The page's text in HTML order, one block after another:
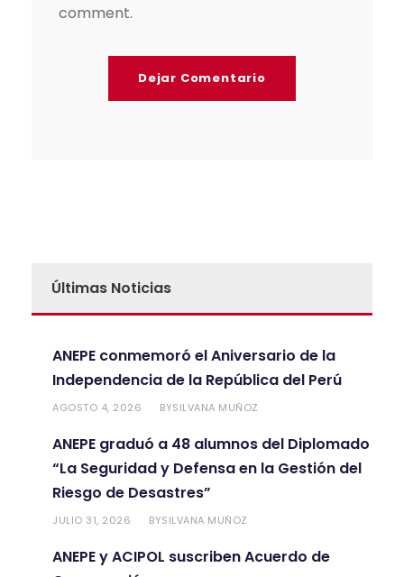
comment.
Últimas Noticias
ANEPE conmemoró el Aniversario de la
Independencia de la República del Perú
AGOSTO 4, 2026 BYSILVANA MUÑOZ
ANEPE graduó a 48 alumnos del Diplomado
“La Seguridad y Defensa en la Gestión del
Riesgo de Desastres”
JULIO 31, 2026 BYSILVANA MUÑOZ
ANEPE y ACIPOL suscriben Acuerdo de